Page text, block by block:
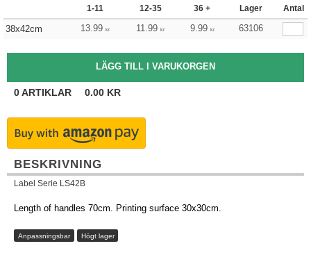
1-11 12-35 36 + Lager Antal
38x42cm 13.99 kr 11.99 kr 9.99 kr 63106
0ARTIKLAR 0.00 KR
BESKRIVNING
Label Serie LS42B
Length of handles 70cm. Printing surface 30x30cm.
Anpassningsbar Högt lager